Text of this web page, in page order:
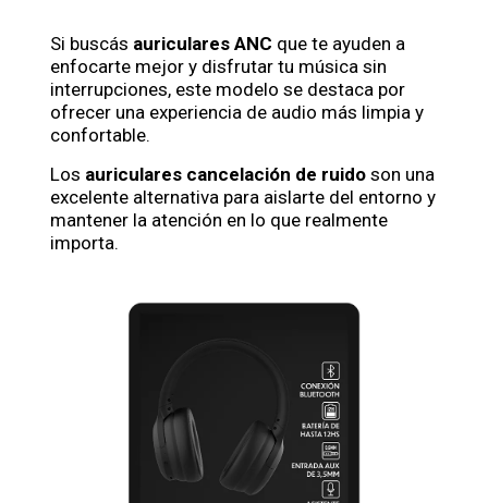
Si buscás auriculares ANC que te ayuden a
enfocarte mejor y disfrutar tu música sin
interrupciones, este modelo se destaca por
ofrecer una experiencia de audio más limpia y
confortable.
Los auriculares cancelación de ruido son una
excelente alternativa para aislarte del entorno y
mantener la atención en lo que realmente
importa.